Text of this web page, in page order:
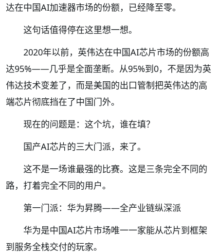
达在中国AI加速器市场的份额，已经降至零。
这句话值得停在这里想一想。
2020年以前，英伟达在中国AI芯片市场的份额高
达95%——几乎是全面垄断。从95%到0，不是因为英
伟达技术变差了，而是美国的出口管制把英伟达的高
端芯片彻底挡在了中国门外。
现在的问题是：这个坑，谁在填？
国产AI芯片的三大门派，来了。
这不是一场谁最强的比赛。这是三条完全不同的
路，打着完全不同的用户。
第一门派：华为昇腾——全产业链纵深派
华为是中国AI芯片市场唯一一家能从芯片到框架
到服务全栈交付的玩家。